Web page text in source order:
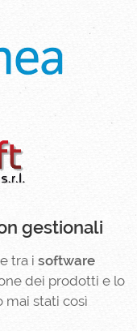
gestionali
tra i software
dei prodotti e lo
mai stati così